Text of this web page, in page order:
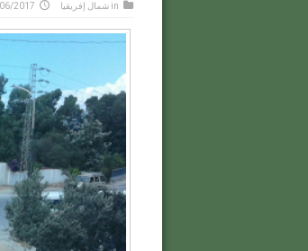
in شمال إفريقيا 2017